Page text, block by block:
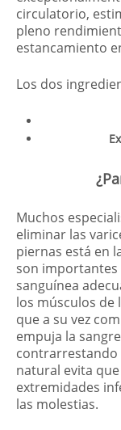
circulatorio,
pleno
estancamiento
Los dos
Muchos
eliminar las
piernas está en
son
sanguínea
los músculos de
que a su vez
empuja la
contrarrestando
natural evita
extremidades
las molestias.